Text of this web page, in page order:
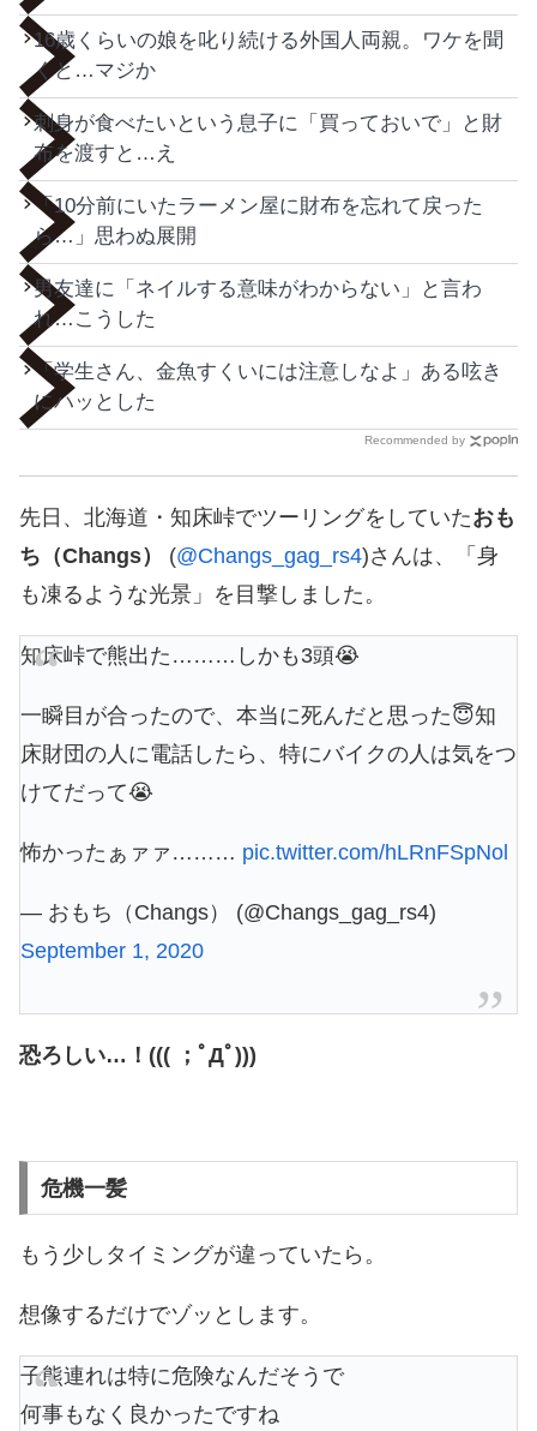
16歳くらいの娘を叱り続ける外国人両親。ワケを聞
くと…マジか
刺身が食べたいという息子に「買っておいで」と財
布を渡すと…え
「10分前にいたラーメン屋に財布を忘れて戻った
ら…」思わぬ展開
男友達に「ネイルする意味がわからない」と言わ
れ…こうした
「学生さん、金魚すくいには注意しなよ」ある呟き
にハッとした
Recommended by
先日、北海道・知床峠でツーリングをしていたおも
ち（Changs）
(@Changs_gag_rs4)さんは、「身
も凍るような光景」を目撃しました。
知床峠で熊出た………しかも3頭😭
一瞬目が合ったので、本当に死んだと思った😇知
床財団の人に電話したら、特にバイクの人は気をつ
けてだって😭
怖かったぁァァ……… pic.twitter.com/hLRnFSpNol
— おもち（Changs） (@Changs_gag_rs4)
September 1, 2020
恐ろしい…！((( ；ﾟДﾟ)))
危機一髪
もう少しタイミングが違っていたら。
想像するだけでゾッとします。
子熊連れは特に危険なんだそうで
何事もなく良かったですね